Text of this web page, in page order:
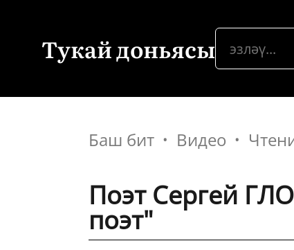
Тукай доньясы
Баш бит Видео
Поэт Сергей
поэт"